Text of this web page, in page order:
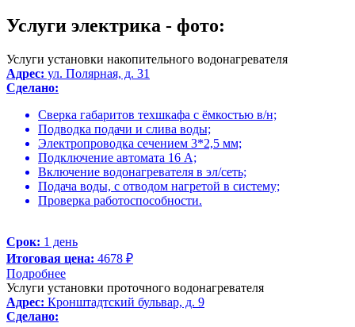
Услуги электрика - фото:
Услуги установки накопительного водонагревателя
Адрес: ул. Полярная, д. 31
Сделано:
Сверка габаритов техшкафа с ёмкостью в/н;
Подводка подачи и слива воды;
Электропроводка сечением 3*2,5 мм;
Подключение автомата 16 А;
Включение водонагревателя в эл/сеть;
Подача воды, с отводом нагретой в систему;
Проверка работоспособности.
Срок: 1 день
Итоговая цена: 4678 ₽
Подробнее
Услуги установки проточного водонагревателя
Адрес: Кронштадтский бульвар, д. 9
Сделано: